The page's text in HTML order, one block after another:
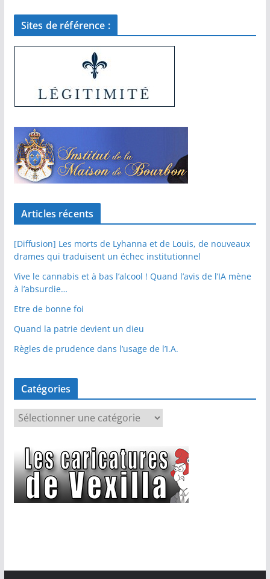
Sites de référence :
Articles récents
[Diffusion] Les morts de Lyhanna et de Louis, de nouveaux
drames qui traduisent un échec institutionnel
Vive le cannabis et à bas l’alcool ! Quand l’avis de l’IA mène
à l’absurdie…
Etre de bonne foi
Quand la patrie devient un dieu
Règles de prudence dans l’usage de l’I.A.
Catégories
é
g
o
r